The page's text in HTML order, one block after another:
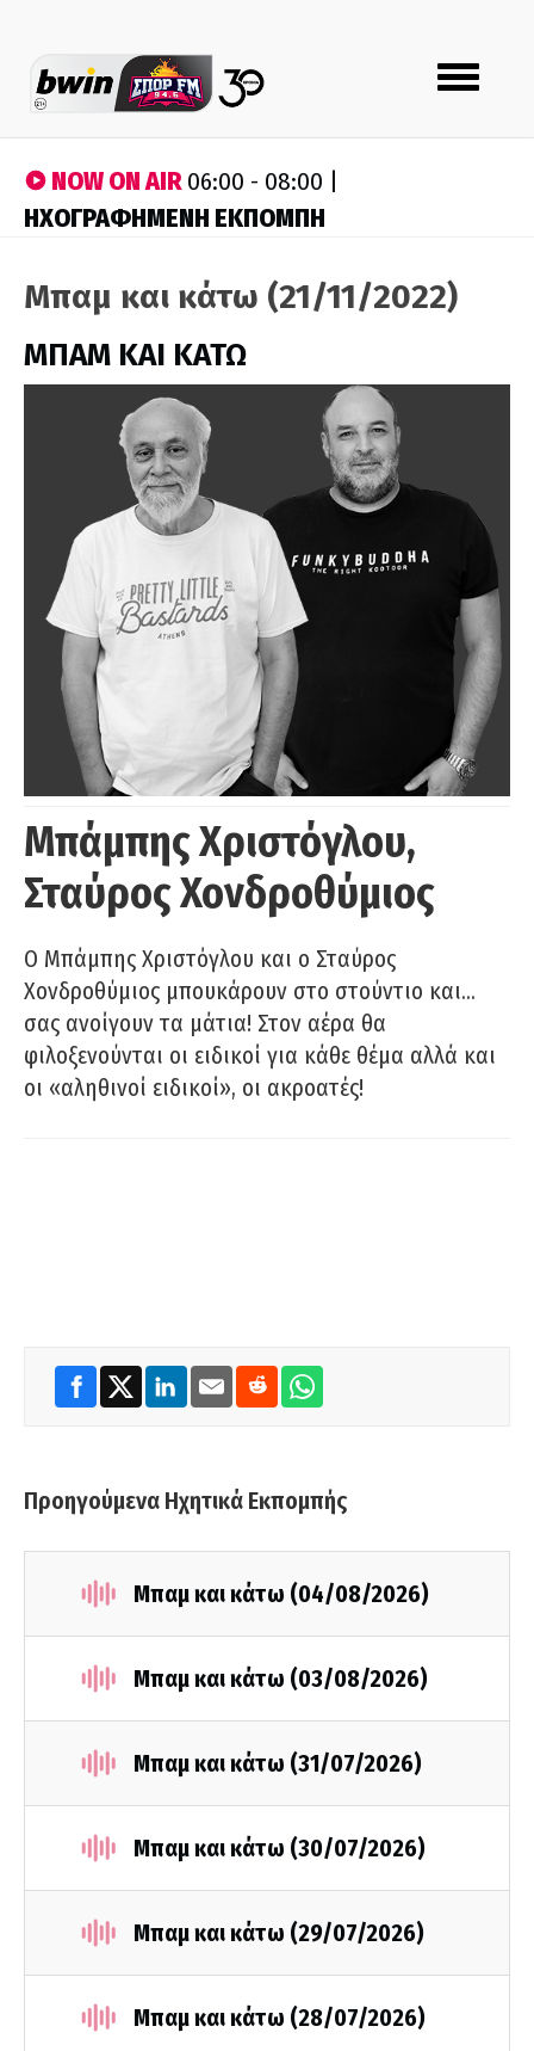
Toggle
navigation
NOW ON AIR06:00 - 08:00 |
ΗΧΟΓΡΑΦΗΜΕΝΗ ΕΚΠΟΜΠΗ
Μπαμ και κάτω (21/11/2022)
ΜΠΑΜ ΚΑΙ ΚΑΤΩ
Μπάμπης Χριστόγλου,
Σταύρος Χονδροθύμιος
O Μπάμπης Χριστόγλου και ο Σταύρος
Χονδροθύμιος μπουκάρουν στο στούντιο και…
σας ανοίγουν τα μάτια! Στον αέρα θα
φιλοξενούνται οι ειδικοί για κάθε θέμα αλλά και
οι «αληθινοί ειδικοί», οι ακροατές!
Προηγούμενα Ηχητικά Εκπομπής
Μπαμ και κάτω (04/08/2026)
Μπαμ και κάτω (03/08/2026)
Μπαμ και κάτω (31/07/2026)
Μπαμ και κάτω (30/07/2026)
Μπαμ και κάτω (29/07/2026)
Μπαμ και κάτω (28/07/2026)